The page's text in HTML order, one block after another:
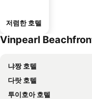
저렴한 호텔
Vinpearl
냐짱 호텔
다랏 호텔
투이호아 호텔